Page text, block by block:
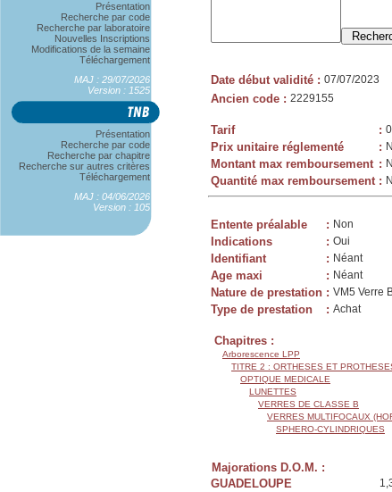
Présentation
Recherche par code
Recherche par laboratoire
Nouvelles Inscriptions
Modifications de la semaine
Téléchargement
MAJ : 29/07/2026
Version : 1525
Présentation
Recherche par code
Recherche par chapitre
Recherche sur autres critères
Téléchargement
MAJ : 04/06/2026
Version : 105
Date début validité : 07/07/2023
Ancien code : 2229155
Tarif :
Prix unitaire réglementé :
Montant max remboursement :
Quantité max remboursement :
Entente préalable : Non
Indications : Oui
Identifiant : Néant
Age maxi : Néant
Nature de prestation : VM5 Verre
Type de prestation : Achat
Chapitres :
Arborescence LPP
TITRE 2 : ORTHESES ET
OPTIQUE MEDICALE
LUNETTES
VERRES DE CLASSE B
VERRES MULTIFOCAUX
SPHERO-CYLINDRIQUES
Majorations D.O.M. :
GUADELOUPE